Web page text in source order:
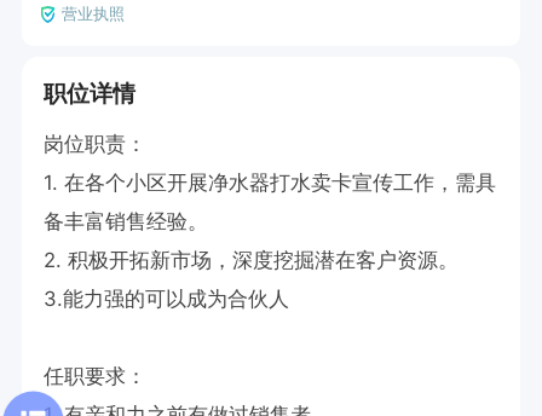
营业执照
职位详情
岗位职责：
1. 在各个小区开展净水器打水卖卡宣传工作，需具
备丰富销售经验。
2. 积极开拓新市场，深度挖掘潜在客户资源。
3.能力强的可以成为合伙人
任职要求：